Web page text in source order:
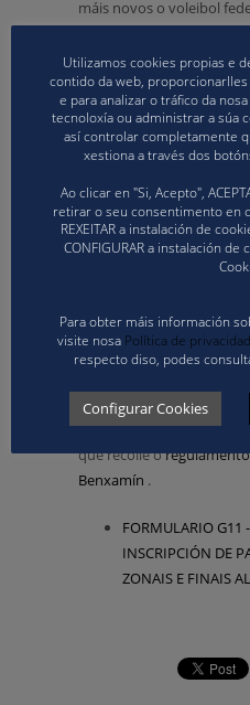
máis novos o voleibol
Para a inscripción dos
por club sempre e cando
integrantes e máximo de
benxamíns e alevíns, e
de 5 na categoría
correo@volei.gal.
O prazo de tramitación
20:00, co obxectivo de
listados provisionais e
Recordamos que nas
que recolle o
Benxamín .
FORMULARIO G11
INSCRIPCIÓN DE
ZONAIS E FINAIS
Utilizamos cookies propias e
contido da web,
e para analizar o tráfico da
tecnoloxía ou administrar a súa
así controlar completamente
xestiona a través dos
Ao clicar en "Si, Acepto",
retirar o seu consentimento en
REXEITAR a instalación de
CONFIGURAR a instalación
Para obter máis información
visite nosa Política de
respecto diso, podes
Configurar Cookies